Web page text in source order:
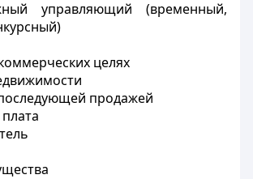
управляющий (временный,
целях
продажей